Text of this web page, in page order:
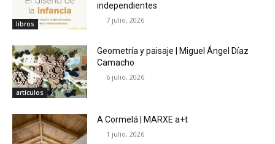
libros
independientes
7 julio, 2026
artículos
Geometría y paisaje | Miguel Ángel Díaz
Camacho
6 julio, 2026
A Cormelá | MARXE a+t
1 julio, 2026